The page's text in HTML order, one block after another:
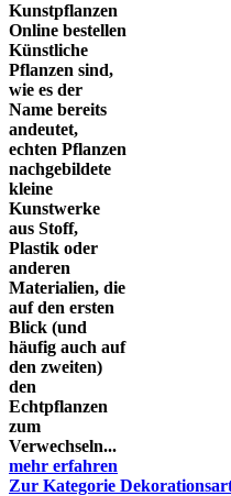
Kunstpflanzen
Online bestellen
Künstliche
Pflanzen sind,
wie es der
Name bereits
andeutet,
echten Pflanzen
nachgebildete
kleine
Kunstwerke
aus Stoff,
Plastik oder
anderen
Materialien, die
auf den ersten
Blick (und
häufig auch auf
den zweiten)
den
Echtpflanzen
zum
Verwechseln...
mehr erfahren
Zur Kategorie